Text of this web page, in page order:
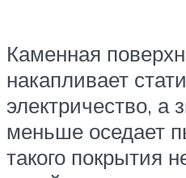
Каменная
накапливает
электричество, а
меньше оседает
такого покрытия